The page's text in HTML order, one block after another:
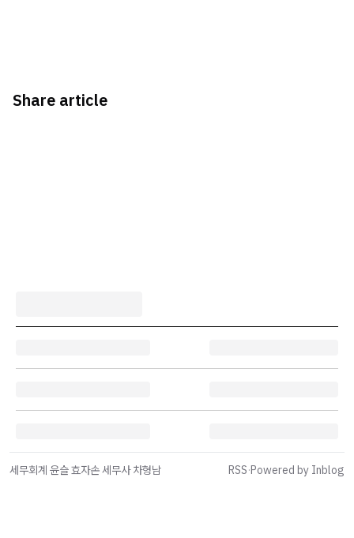
Share article
세무회계 윤슬 효자손 세무사 차형남 RSS·Powered by Inblog